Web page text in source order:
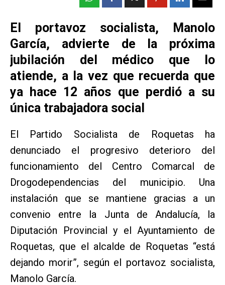
El portavoz socialista, Manolo
García, advierte de la próxima
jubilación del médico que lo
atiende, a la vez que recuerda que
ya hace 12 años que perdió a su
única trabajadora social
El Partido Socialista de Roquetas ha
denunciado el progresivo deterioro del
funcionamiento del Centro Comarcal de
Drogodependencias del municipio. Una
instalación que se mantiene gracias a un
convenio entre la Junta de Andalucía, la
Diputación Provincial y el Ayuntamiento de
Roquetas, que el alcalde de Roquetas “está
dejando morir”, según el portavoz socialista,
Manolo García.